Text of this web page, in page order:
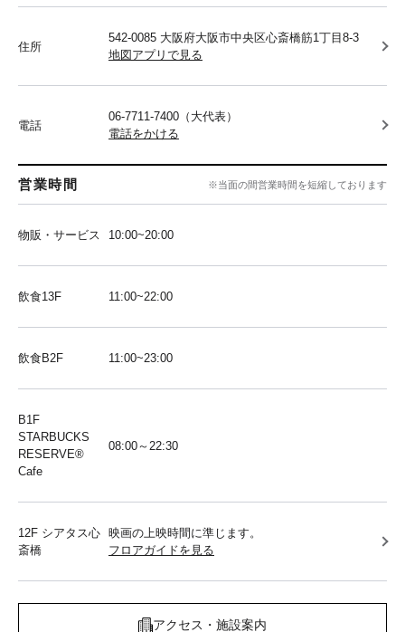
住所
542-0085 大阪府大阪市中央区心斎橋筋1丁目8-3
地図アプリで見る
電話
06-7711-7400（大代表）
電話をかける
営業時間 ※当面の間営業時間を短縮しております
物販・サービス 10:00~20:00
飲食13F 11:00~22:00
飲食B2F 11:00~23:00
B1F
STARBUCKS
RESERVE®︎
Cafe
08:00～22:30
12F シアタス心
斎橋
映画の上映時間に準じます。
フロアガイドを見る
アクセス・施設案内